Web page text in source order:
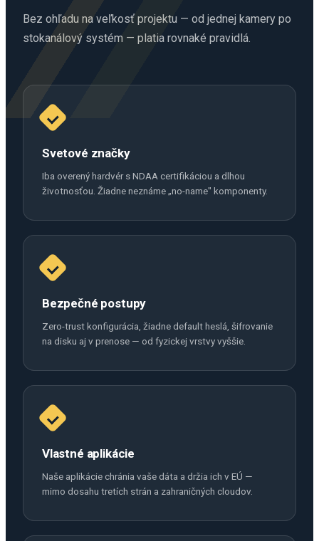
Bez ohľadu na veľkosť projektu — od jednej kamery po
stokanálový systém — platia rovnaké pravidlá.
Svetové značky
Iba overený hardvér s NDAA certifikáciou a dlhou
životnosťou. Žiadne neznáme „no-name" komponenty.
Bezpečné postupy
Zero-trust konfigurácia, žiadne default heslá, šifrovanie
na disku aj v prenose — od fyzickej vrstvy vyššie.
Vlastné aplikácie
Naše aplikácie chránia vaše dáta a držia ich v EÚ —
mimo dosahu tretích strán a zahraničných cloudov.